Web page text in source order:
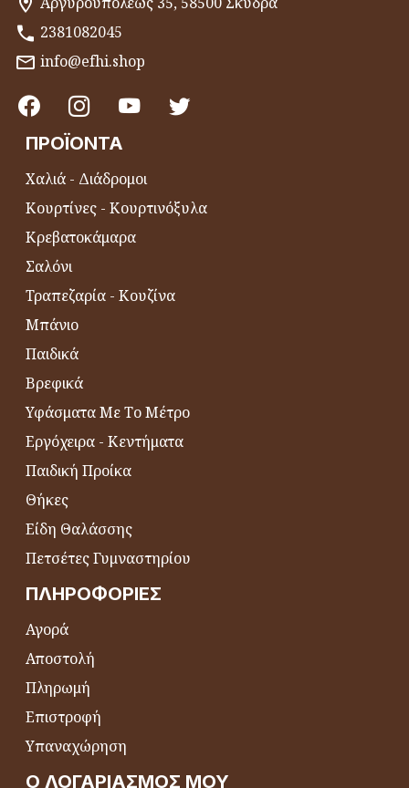
2381082045
info@efhi.shop
ΠΡΟΪΌΝΤΑ
Χαλιά - Διάδρομοι
Κουρτίνες - Κουρτινόξυλα
Κρεβατοκάμαρα
Σαλόνι
Τραπεζαρία - Κουζίνα
Μπάνιο
Παιδικά
Βρεφικά
Υφάσματα Με Το Μέτρο
Εργόχειρα - Κεντήματα
Παιδική Προίκα
Θήκες
Είδη Θαλάσσης
Πετσέτες Γυμναστηρίου
ΠΛΗΡΟΦΟΡΊΕΣ
Αγορά
Αποστολή
Πληρωμή
Επιστροφή
Υπαναχώρηση
Ο ΛΟΓΑΡΙΑΣΜΌΣ ΜΟΥ